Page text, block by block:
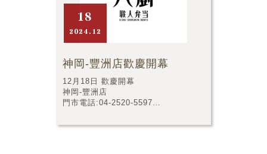
18
2024.12
神岡-豐洲店歡慶開幕
12月18日 歡慶開幕
神岡-豐洲店
門市電話:04-2520-5597